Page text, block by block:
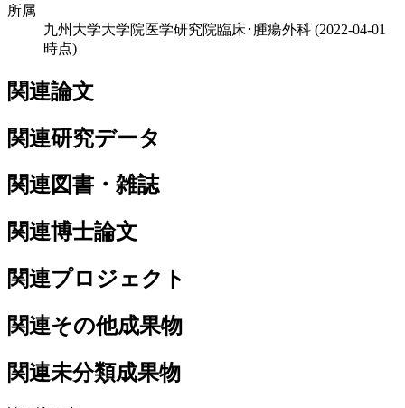
所属
九州大学大学院医学研究院臨床･腫瘍外科 (2022-04-01
時点)
関連論文
関連研究データ
関連図書・雑誌
関連博士論文
関連プロジェクト
関連その他成果物
関連未分類成果物